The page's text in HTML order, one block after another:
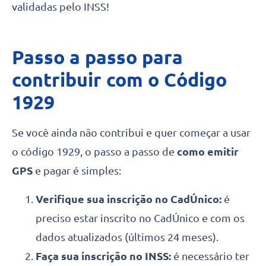
validadas pelo INSS!
Passo a passo para
contribuir com o Código
1929
Se você ainda não contribui e quer começar a usar
o código 1929, o passo a passo de como emitir
GPS e pagar é simples:
Verifique sua inscrição no CadÚnico: é
preciso estar inscrito no CadÚnico e com os
dados atualizados (últimos 24 meses).
Faça sua inscrição no INSS: é necessário ter